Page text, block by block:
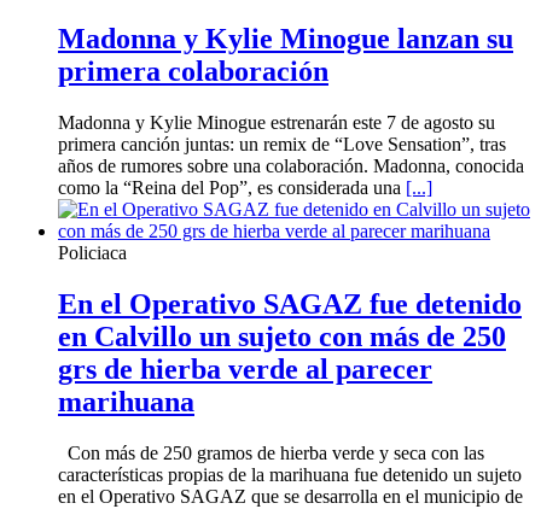
Madonna y Kylie Minogue lanzan su
primera colaboración
Madonna y Kylie Minogue estrenarán este 7 de agosto su
primera canción juntas: un remix de “Love Sensation”, tras
años de rumores sobre una colaboración. Madonna, conocida
como la “Reina del Pop”, es considerada una [...]
Policiaca
En el Operativo SAGAZ fue detenido
en Calvillo un sujeto con más de 250
grs de hierba verde al parecer
marihuana
Con más de 250 gramos de hierba verde y seca con las
características propias de la marihuana fue detenido un sujeto
en el Operativo SAGAZ que se desarrolla en el municipio de